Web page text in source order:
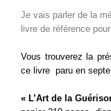
Je vais parler de la
livre de référence
Vous trouverez la
ce livre paru en
« L’Art de la